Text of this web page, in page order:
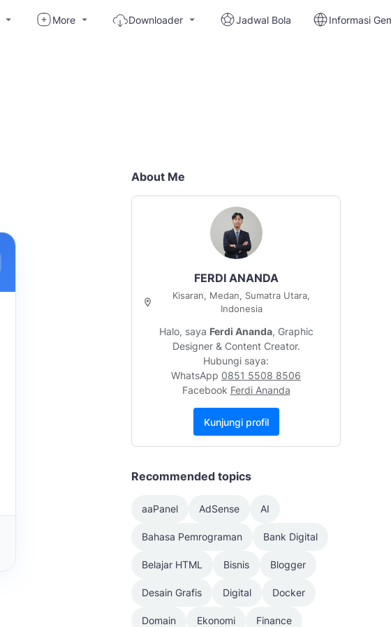
More Downloader Jadwal Bola Informasi
About Me
FERDI ANANDA
Kisaran, Medan, Sumatra Utara,
Indonesia
Halo, saya Ferdi Ananda, Graphic
Designer & Content Creator.
Hubungi saya:
WhatsApp 0851 5508 8506
Facebook Ferdi Ananda
Kunjungi profil
Recommended topics
aaPanel AdSense AI
Bahasa Pemrograman Bank Digital
Belajar HTML Bisnis Blogger
Desain Grafis Digital Docker
Domain Ekonomi Finance